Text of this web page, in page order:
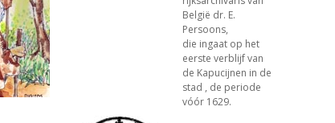
België dr. E.
Persoons,
die ingaat op het
eerste verblijf van
de Kapucijnen in de
stad , de periode
vóór 1629.